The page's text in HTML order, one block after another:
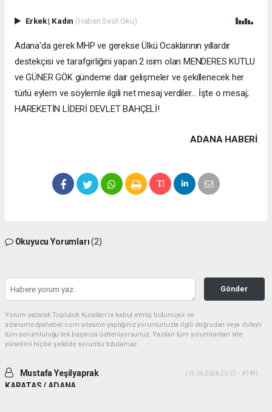
Erkek| Kadın (Haberi Sesli Oku)
Adana'da gerek MHP ve gerekse Ülkü Ocaklarının yıllardır
destekçisi ve tarafgirliğini yapan 2 isim olan MENDERES KUTLU
ve GÜNER GÖK gündeme dair gelişmeler ve şekillenecek her
türlü eylem ve söylemle ilgili net mesaj verdiler... İşte o mesaj;
HAREKETİN LİDERİ DEVLET BAHÇELİ!
ADANA HABERİ
Okuyucu Yorumları(2)
Gönder
Yorum yazarak Topluluk Kuralları’nı kabul etmiş bulunuyor ve
adanamedyahaber.com sitesine yaptığınız yorumunuzla ilgili doğrudan veya dolaylı
tüm sorumluluğu tek başınıza üstleniyorsunuz. Yazılan tüm yorumlardan site
yönetimi hiçbir şekilde sorumlu tutulamaz.
Mustafa Yeşilyaprak
KARATAS / ADANA
(13.06.2026 20:27 - #749)